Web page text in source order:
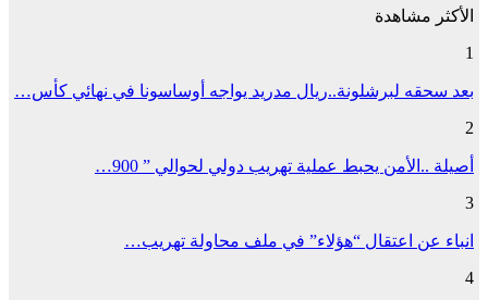
الأكثر مشاهدة
1
بعد سحقه لبرشلونة..ريال مدريد يواجه أوساسونا في نهائي كأس…
2
أصيلة ..الأمن يحبط عملية تهريب دولي لحوالي ” 900…
3
انباء عن اعتقال “هؤلاء” في ملف محاولة تهريب…
4